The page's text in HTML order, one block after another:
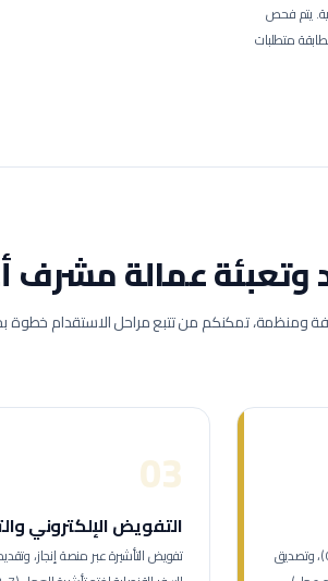
يتم فحص
متطلبات
وتعبئة عمالةمشرف
ومنظمة، تمكنكم من تتبع مراحل الاستقدام خطوة
توجيه العمالة لعيادات جامكا (GAMCA)، وتصديق
03
التفويض الإلكتروني
تفويض التأشيرة عبر منصة إنجاز،